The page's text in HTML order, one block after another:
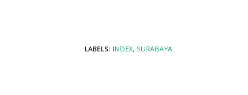
LABELS: INDEX SURABAYA